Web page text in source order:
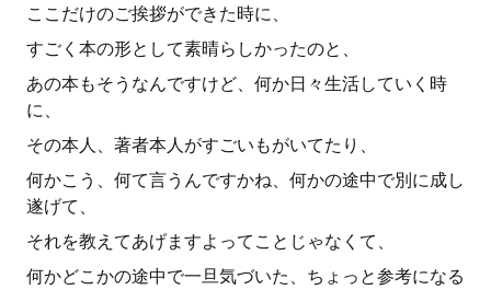
ここだけのご挨拶ができた時に、
すごく本の形として素晴らしかったのと、
あの本もそうなんですけど、何か日々生活していく時
に、
その本人、著者本人がすごいもがいてたり、
何かこう、何て言うんですかね、何かの途中で別に成し
遂げて、
それを教えてあげますよってことじゃなくて、
何かどこかの途中で一旦気づいた、ちょっと参考になる